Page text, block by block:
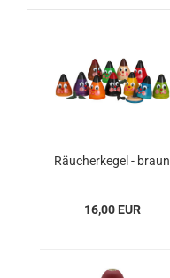
Räucherkegel - braun
16,00 EUR